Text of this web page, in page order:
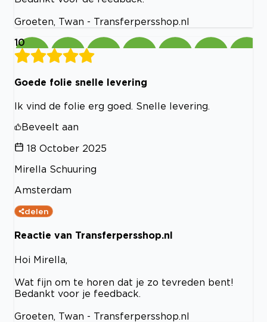
Groeten, Twan - Transferpersshop.nl
10
Goede folie snelle levering
Ik vind de folie erg goed. Snelle levering.
Beveelt aan
18 October 2025
Mirella Schuuring
Amsterdam
delen
Reactie van Transferpersshop.nl
Hoi Mirella,
Wat fijn om te horen dat je zo tevreden bent!
Bedankt voor je feedback.
Groeten, Twan - Transferpersshop.nl